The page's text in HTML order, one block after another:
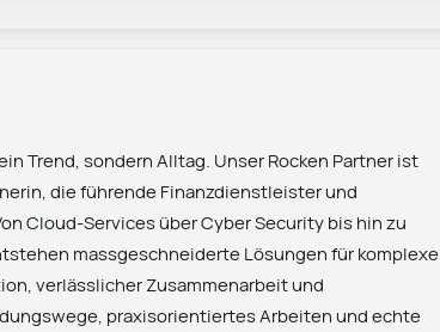
Trend, sondern Alltag. Unser Rocken Partner ist
die führende Finanzdienstleister und
Cloud-Services über Cyber Security bis hin zu
massgeschneiderte Lösungen für komplexe
verlässlicher Zusammenarbeit und
praxisorientiertes Arbeiten und echte